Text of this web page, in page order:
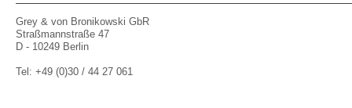
Grey & von Bronikowski GbR
Straßmannstraße 47
D - 10249 Berlin
Tel: +49 (0)30 / 44 27 061